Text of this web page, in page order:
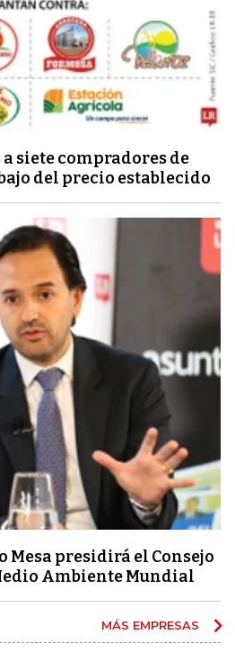
siete compradores de
del precio establecido
presidirá el Consejo
Ambiente Mundial
MÁS EMPRESAS